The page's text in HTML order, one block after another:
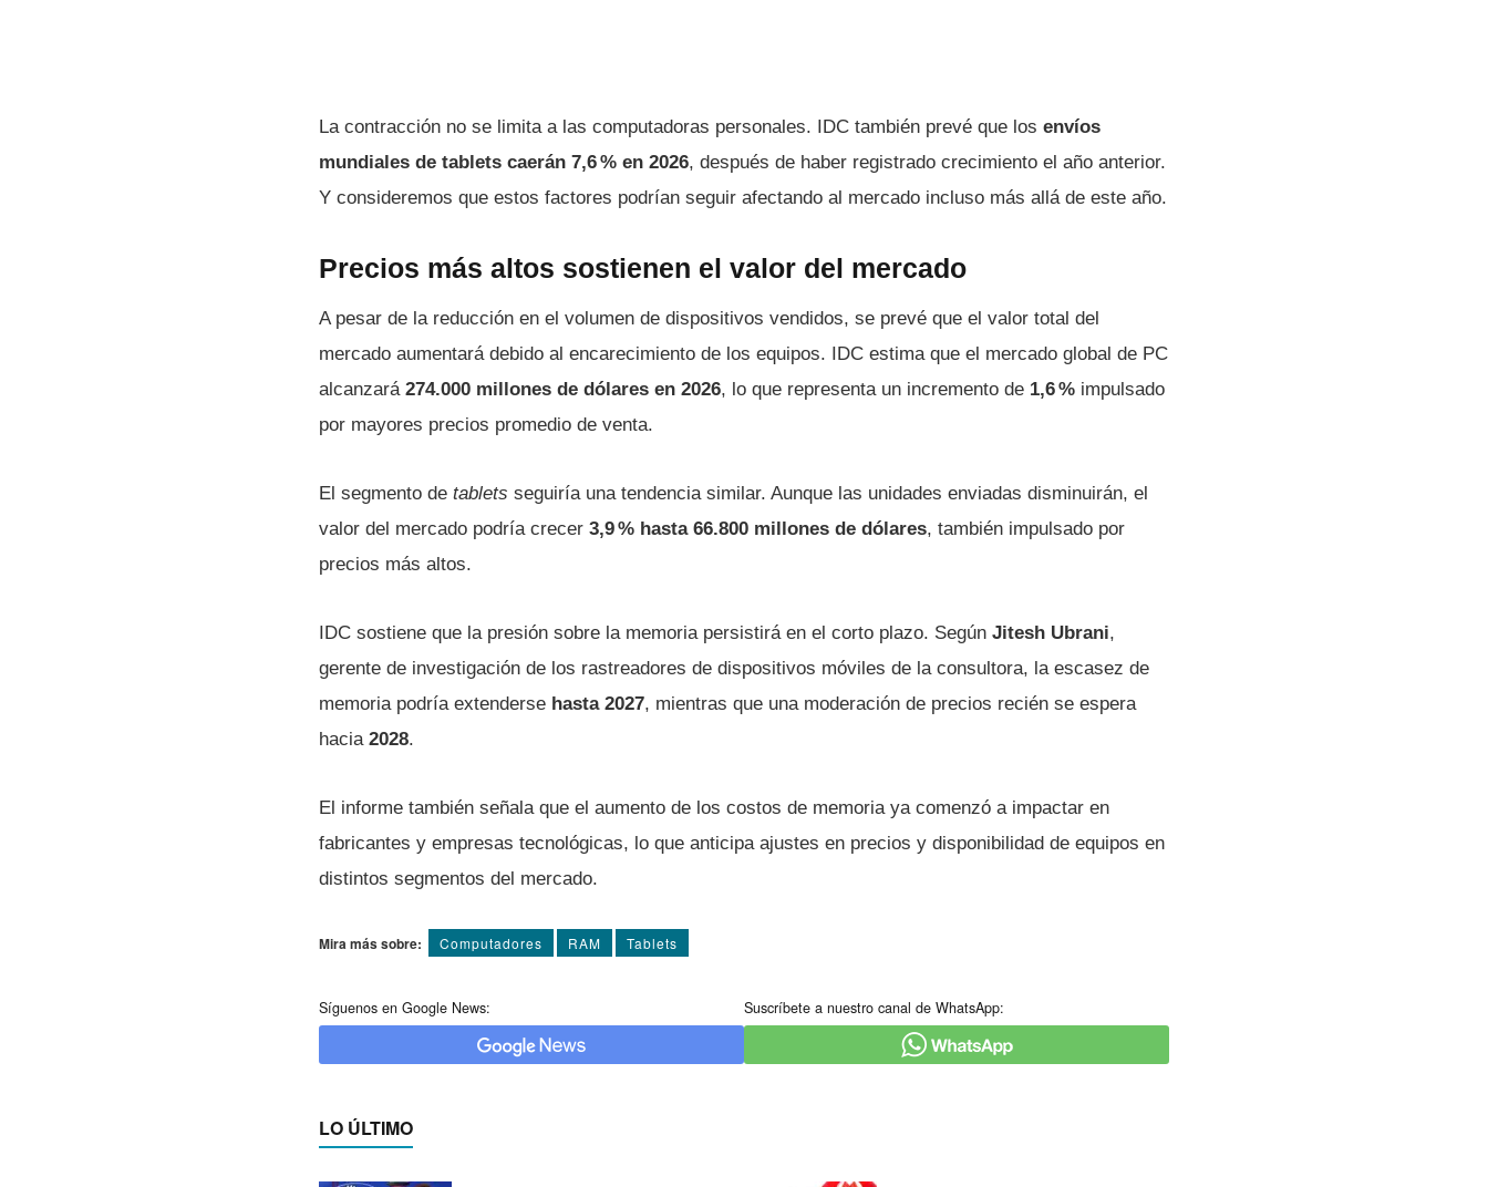
La contracción no se limita a las computadoras personales. IDC también prevé que los envíos
mundiales de tablets caerán 7,6 % en 2026, después de haber registrado crecimiento el año anterior.
Y consideremos que estos factores podrían seguir afectando al mercado incluso más allá de este año.
Precios más altos sostienen el valor del mercado
A pesar de la reducción en el volumen de dispositivos vendidos, se prevé que el valor total del
mercado aumentará debido al encarecimiento de los equipos. IDC estima que el mercado global de PC
alcanzará 274.000 millones de dólares en 2026, lo que representa un incremento de 1,6 % impulsado
por mayores precios promedio de venta.
El segmento de tablets seguiría una tendencia similar. Aunque las unidades enviadas disminuirán, el
valor del mercado podría crecer 3,9 % hasta 66.800 millones de dólares, también impulsado por
precios más altos.
IDC sostiene que la presión sobre la memoria persistirá en el corto plazo. Según Jitesh Ubrani,
gerente de investigación de los rastreadores de dispositivos móviles de la consultora, la escasez de
memoria podría extenderse hasta 2027, mientras que una moderación de precios recién se espera
hacia 2028.
El informe también señala que el aumento de los costos de memoria ya comenzó a impactar en
fabricantes y empresas tecnológicas, lo que anticipa ajustes en precios y disponibilidad de equipos en
distintos segmentos del mercado.
Mira más sobre: Computadores RAM Tablets
Síguenos en Google News: Suscríbete a nuestro canal de WhatsApp:
LO ÚLTIMO